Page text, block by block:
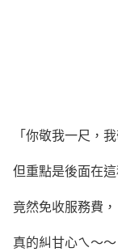
「你敬我一尺，
但重點是後面在
竟然免收服務費，
真的糾甘心ㄟ～～